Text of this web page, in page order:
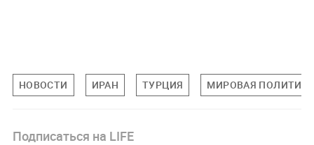
НОВОСТИ ИРАН ТУРЦИЯ МИРОВАЯ
Подписаться на LIFE